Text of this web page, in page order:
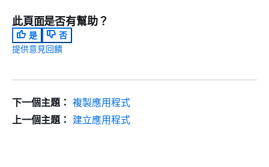
此頁面是否有幫助？
是
否
提供意見回饋
下一個主題： 複製應用程式
上一個主題： 建立應用程式